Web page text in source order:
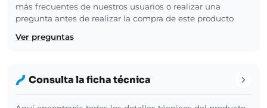
más frecuentes de nuestros usuarios o realizar una
pregunta antes de realizar la compra de este producto
Ver preguntas
Consulta la ficha técnica